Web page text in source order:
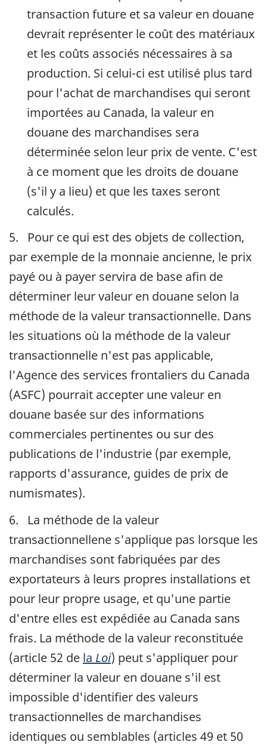
transaction future et sa valeur en douane
devrait représenter le coût des matériaux
et les coûts associés nécessaires à sa
production. Si celui-ci est utilisé plus tard
pour l'achat de marchandises qui seront
importées au Canada, la valeur en
douane des marchandises sera
déterminée selon leur prix de vente. C'est
à ce moment que les droits de douane
(s'il y a lieu) et que les taxes seront
calculés.
5. Pour ce qui est des objets de collection,
par exemple de la monnaie ancienne, le prix
payé ou à payer servira de base afin de
déterminer leur valeur en douane selon la
méthode de la valeur transactionnelle. Dans
les situations où la méthode de la valeur
transactionnelle n'est pas applicable,
l'Agence des services frontaliers du Canada
(ASFC) pourrait accepter une valeur en
douane basée sur des informations
commerciales pertinentes ou sur des
publications de l'industrie (par exemple,
rapports d'assurance, guides de prix de
numismates).
6. La méthode de la valeur
transactionnellene s'applique pas lorsque les
marchandises sont fabriquées par des
exportateurs à leurs propres installations et
pour leur propre usage, et qu'une partie
d'entre elles est expédiée au Canada sans
frais. La méthode de la valeur reconstituée
(article 52 de la Loi) peut s'appliquer pour
déterminer la valeur en douane s'il est
impossible d'identifier des valeurs
transactionnelles de marchandises
identiques ou semblables (articles 49 et 50